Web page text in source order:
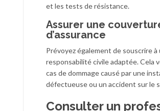
et les tests de résistance.
Assurer une
d’assurance
Prévoyez également de souscrire à
responsabilité civile adaptée. Cela
cas de dommage causé par une
défectueuse ou un accident sur le
Consulter un